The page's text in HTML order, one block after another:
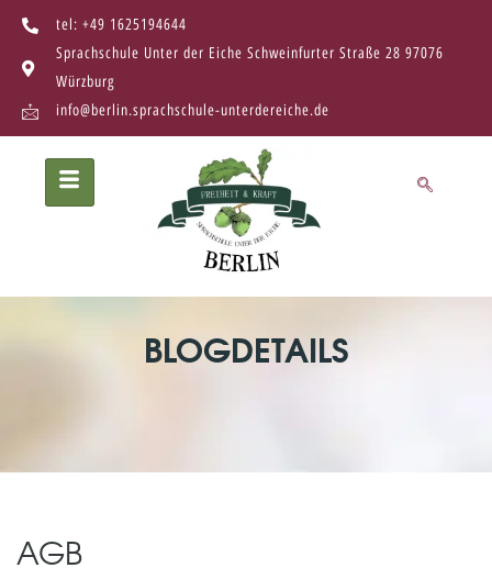
tel: +49 1625194644
Sprachschule Unter der Eiche Schweinfurter Straße 28 97076
Würzburg
info@berlin.sprachschule-unterdereiche.de
BLOGDETAILS
AGB